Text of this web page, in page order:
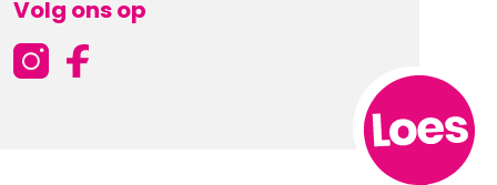
Volg ons op